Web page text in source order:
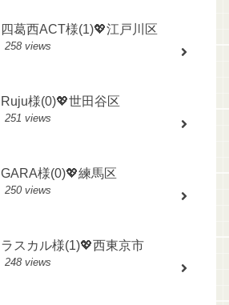
四葛西ACT様(1)💖江戸川区
258 views
Ruju様(0)💖世田谷区
251 views
GARA様(0)💖練馬区
250 views
ラスカル様(1)💖西東京市
248 views